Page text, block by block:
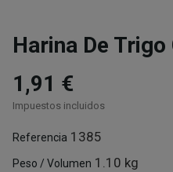
Harina De Trigo
1,91 €
Impuestos incluidos
Referencia 1385
Peso / Volumen 1.10 kg